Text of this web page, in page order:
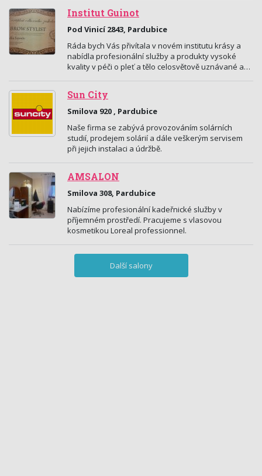
Institut Guinot
Pod Vinicí 2843, Pardubice
Ráda bych Vás přivítala v novém institutu krásy a
nabídla profesionální služby a produkty vysoké
kvality v péči o pleť a tělo celosvětově uznávané a…
Sun City
Smilova 920 , Pardubice
Naše firma se zabývá provozováním solárních
studií, prodejem solárií a dále veškerým servisem
při jejich instalaci a údržbě.
AMSALON
Smilova 308, Pardubice
Nabízíme profesionální kadeřnické služby v
příjemném prostředí. Pracujeme s vlasovou
kosmetikou Loreal professionnel.
Další salony